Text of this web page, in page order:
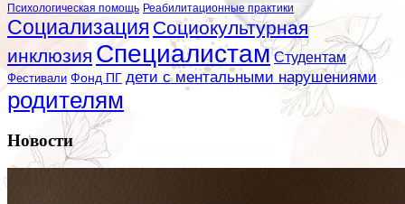
Психологическая помощь Реабилитационные практики
Социализация Социокультурная
инклюзия Специалистам Студентам
Фестивали Фонд ПГ дети с ментальными нарушениями
родителям
Новости